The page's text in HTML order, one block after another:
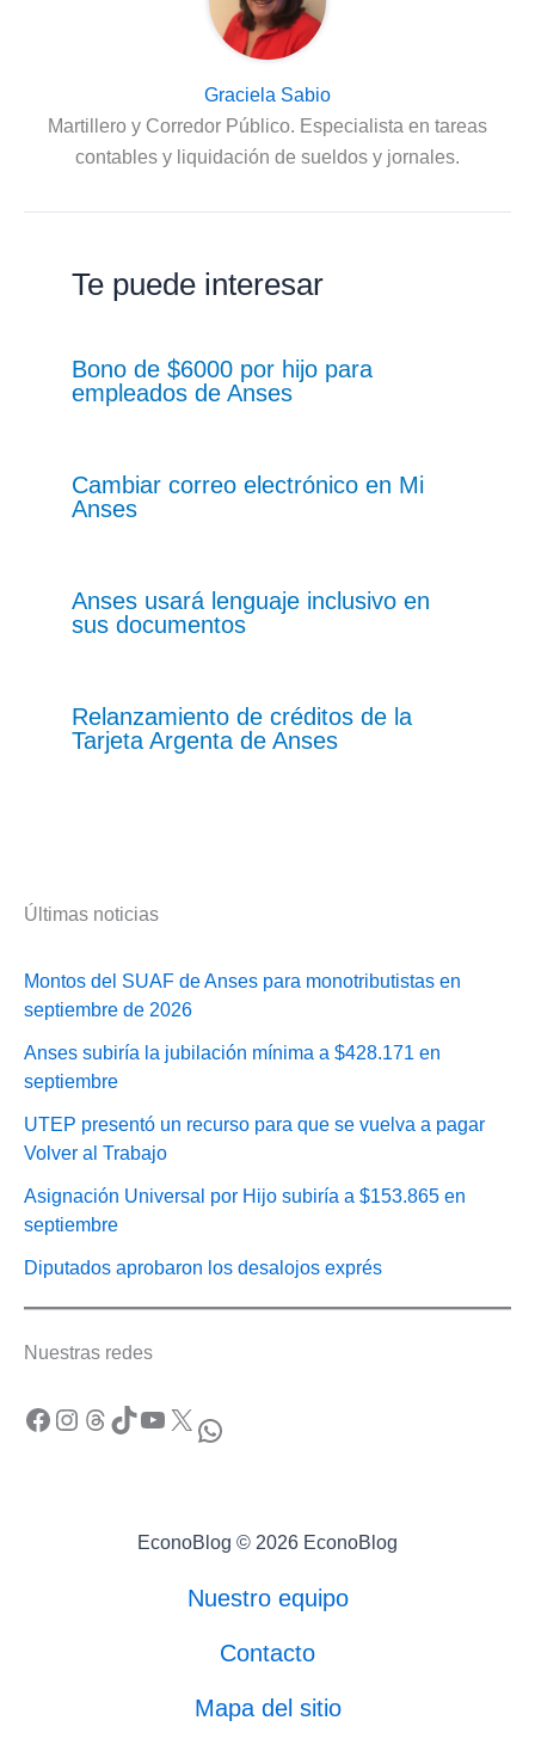
Graciela Sabio
Martillero y Corredor Público. Especialista en tareas
contables y liquidación de sueldos y jornales.
Te puede interesar
Bono de $6000 por hijo para
empleados de Anses
Cambiar correo electrónico en Mi
Anses
Anses usará lenguaje inclusivo en
sus documentos
Relanzamiento de créditos de la
Tarjeta Argenta de Anses
Últimas noticias
Montos del SUAF de Anses para monotributistas en
septiembre de 2026
Anses subiría la jubilación mínima a $428.171 en
septiembre
UTEP presentó un recurso para que se vuelva a pagar
Volver al Trabajo
Asignación Universal por Hijo subiría a $153.865 en
septiembre
Diputados aprobaron los desalojos exprés
Nuestras redes
Facebook Instagram Threads TikTok YouTube X WhatsApp
EconoBlog © 2026 EconoBlog
Nuestro equipo
Contacto
Mapa del sitio